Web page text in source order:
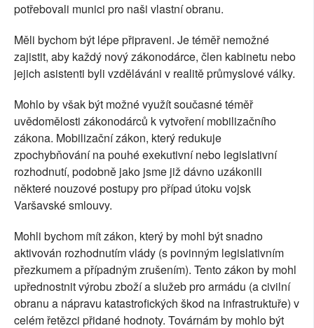
potřebovali munici pro naši vlastní obranu.
Měli bychom být lépe připraveni. Je téměř nemožné
zajistit, aby každý nový zákonodárce, člen kabinetu nebo
jejich asistenti byli vzděláváni v realitě průmyslové války.
Mohlo by však být možné využít současné téměř
uvědomělosti zákonodárců k vytvoření mobilizačního
zákona. Mobilizační zákon, který redukuje
zpochybňování na pouhé exekutivní nebo legislativní
rozhodnutí, podobně jako jsme již dávno uzákonili
některé nouzové postupy pro případ útoku vojsk
Varšavské smlouvy.
Mohli bychom mít zákon, který by mohl být snadno
aktivován rozhodnutím vlády (s povinným legislativním
přezkumem a případným zrušením). Tento zákon by mohl
upřednostnit výrobu zboží a služeb pro armádu (a civilní
obranu a nápravu katastrofických škod na infrastruktuře) v
celém řetězci přidané hodnoty. Továrnám by mohlo být